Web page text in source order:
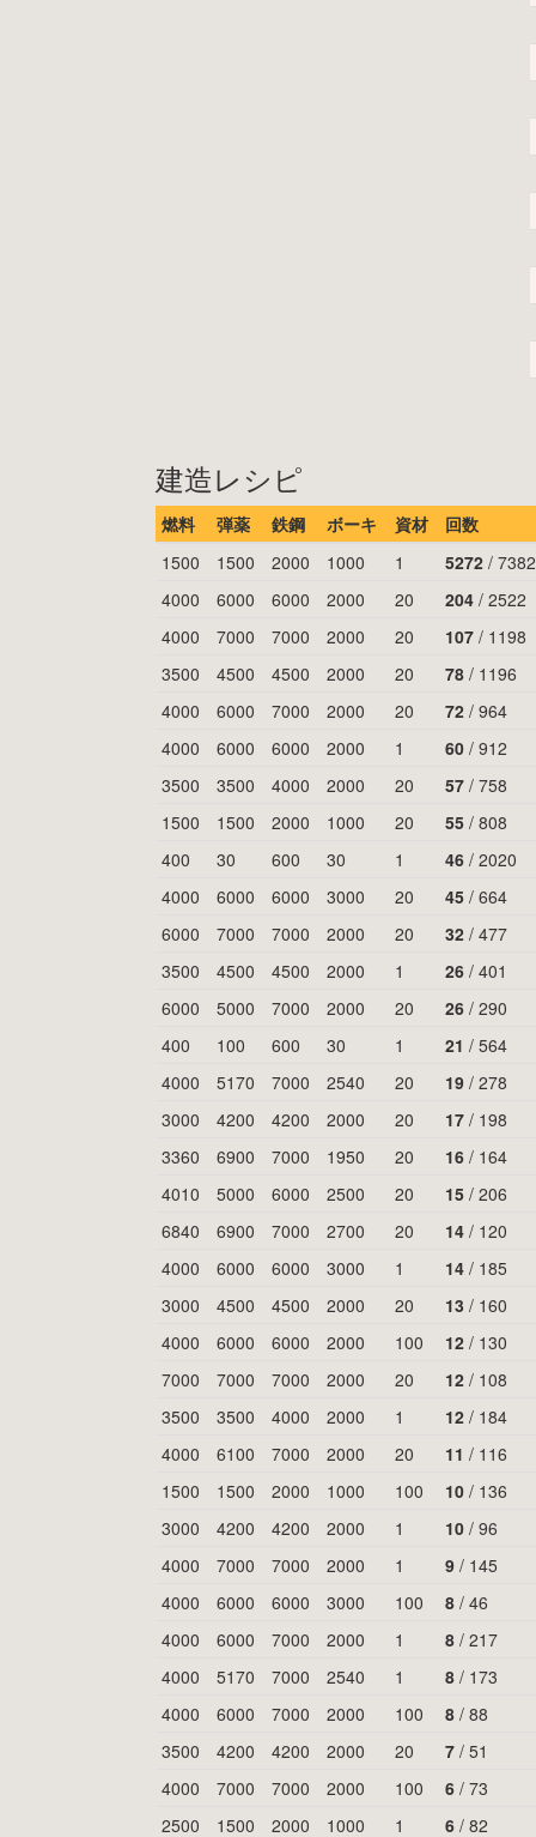
建造レシピ
燃料 弾薬 鉄鋼 ボーキ 資材
回数
1500
1500 2000 1000 1 5272 /
4000
6000 6000 2000 20 204 / 2522
4000
7000 7000 2000 20 107 / 1198
3500
4500 4500 2000 20 78 / 1196
4000
6000 7000 2000 20 72 / 964
4000
6000 6000 2000 1 60 / 912
3500
3500 4000 2000 20 57 / 758
1500
1500 2000 1000 20 55 / 808
400
30 600 30 1 46 / 2020
4000
6000 6000 3000 20 45 / 664
6000
7000 7000 2000 20 32 / 477
3500
4500 4500 2000 1 26 / 401
6000
5000 7000 2000 20 26 / 290
400
100 600 30 1 21 / 564
4000
5170 7000 2540 20 19 / 278
3000
4200 4200 2000 20 17 / 198
3360
6900 7000 1950 20 16 / 164
4010
5000 6000 2500 20 15 / 206
6840
6900 7000 2700 20 14 / 120
4000
6000 6000 3000 1 14 / 185
3000
4500 4500 2000 20 13 / 160
4000
6000 6000 2000 100 12 / 130
7000
7000 7000 2000 20 12 / 108
3500
3500 4000 2000 1 12 / 184
4000
6100 7000 2000 20 11 / 116
1500
1500 2000 1000 100 10 / 136
3000
4200 4200 2000 1 10 / 96
4000
7000 7000 2000 1 9 / 145
4000
6000 6000 3000 100 8 / 46
4000
6000 7000 2000 1 8 / 217
4000
5170 7000 2540 1 8 / 173
4000
6000 7000 2000 100 8 / 88
3500
4200 4200 2000 20 7 / 51
4000
7000 7000 2000 100 6 / 73
2500
1500 2000 1000 1 6 / 82